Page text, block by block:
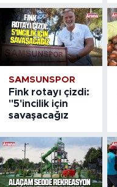
SAMSUNSPOR
Fink rotayı çizdi:
"5'incilik için
savaşacağız